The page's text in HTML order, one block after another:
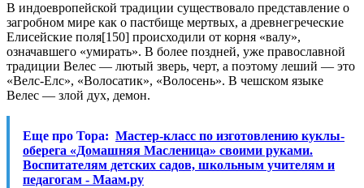
В индоевропейской традиции существовало представление о
загробном мире как о пастбище мертвых, а древнегреческие
Елисейские поля[150] происходили от корня «валу»,
означавшего «умирать». В более поздней, уже православной
традиции Велес — лютый зверь, черт, а поэтому леший — это
«Велс-Елс», «Волосатик», «Волосень». В чешском языке
Велес — злой дух, демон.
Еще про Тора: Мастер-класс по изготовлению куклы-
оберега «Домашняя Масленица» своими руками.
Воспитателям детских садов, школьным учителям и
педагогам - Маам.ру